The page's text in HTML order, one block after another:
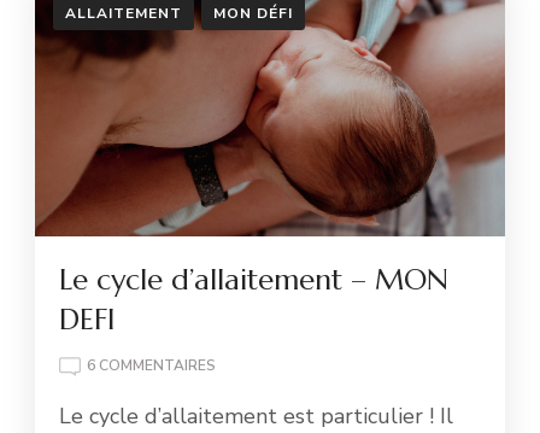
ALLAITEMENT MON DÉFI
Le cycle d’allaitement – MON
DEFI
6 COMMENTAIRES
CYCLE
Le cycle d’allaitement est particulier ! Il